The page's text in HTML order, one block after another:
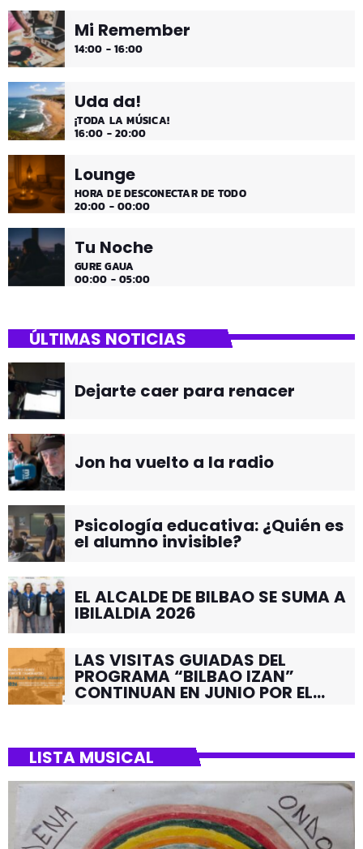
Mi Remember
14:00 - 16:00
Uda da!
¡TODA LA MÚSICA!
16:00 - 20:00
Lounge
HORA DE DESCONECTAR DE TODO
20:00 - 00:00
Tu Noche
GURE GAUA
00:00 - 05:00
ÚLTIMAS NOTICIAS
Dejarte caer para renacer
Jon ha vuelto a la radio
Psicología educativa: ¿Quién es
el alumno invisible?
EL ALCALDE DE BILBAO SE SUMA A
IBILALDIA 2026
LAS VISITAS GUIADAS DEL
PROGRAMA “BILBAO IZAN”
CONTINUAN EN JUNIO POR EL
LISTA MUSICAL